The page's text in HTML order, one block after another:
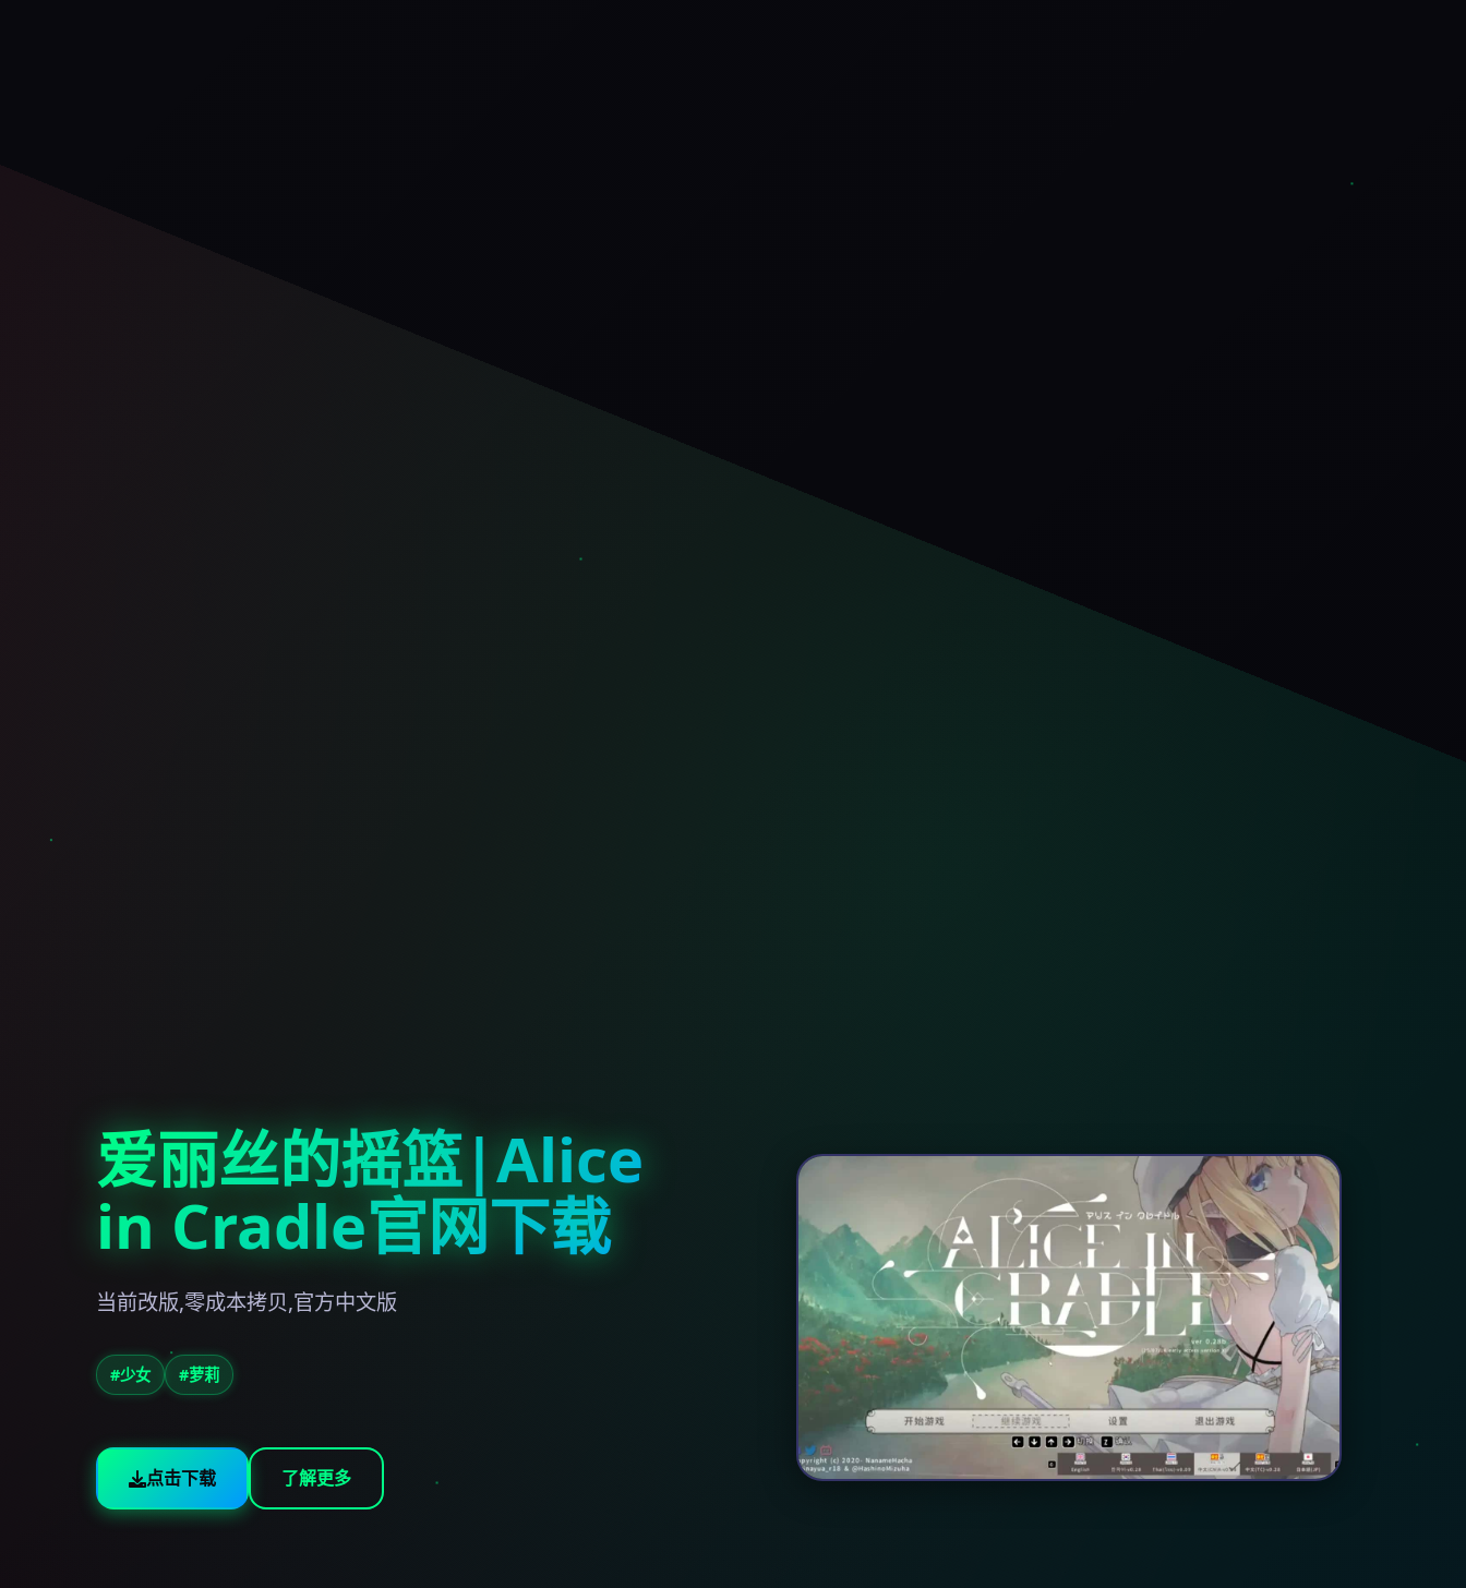
爱丽丝的摇篮|Alice
in Cradle官网下载
当前改版,零成本拷贝,官方中文版
#少女 #萝莉
点击下载 了解更多